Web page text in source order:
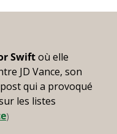
Swift où elle
JD Vance, son
qui a provoqué
les listes
)